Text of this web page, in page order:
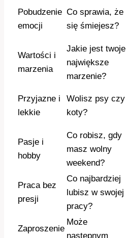
Pobudzenie
emocji
Co sprawia, że
się śmiejesz?
Wartości i
marzenia
Jakie jest twoje
największe
marzenie?
Przyjazne i
lekkie
Wolisz psy czy
koty?
Pasje i
hobby
Co robisz, gdy
masz wolny
weekend?
Praca bez
presji
Co najbardziej
lubisz w swojej
pracy?
Zaproszenie
Może
następnym